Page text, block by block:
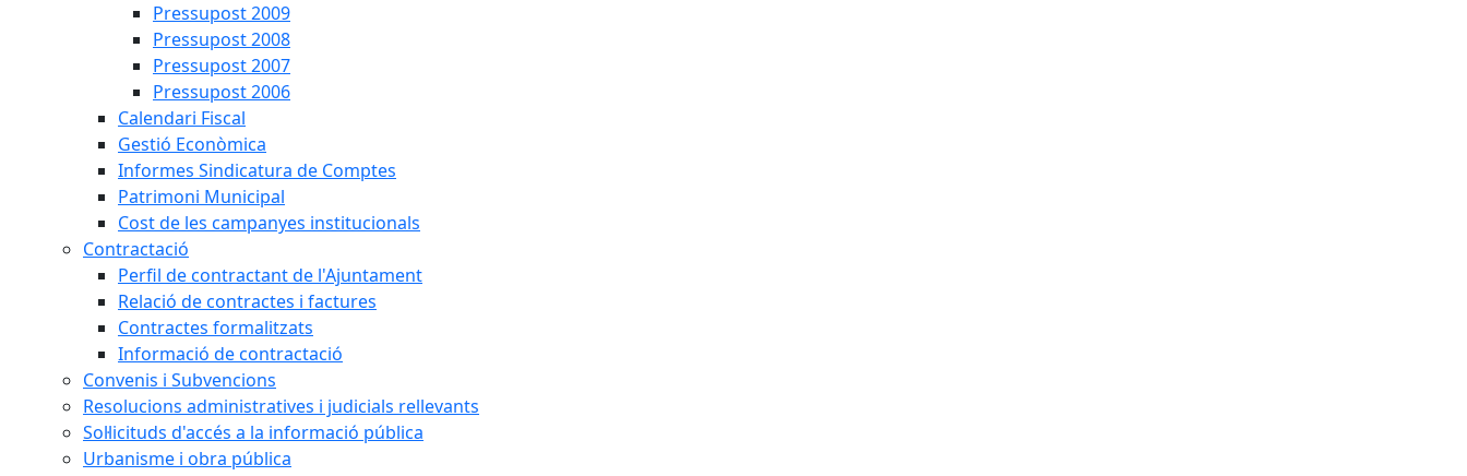
Pressupost 2009
Pressupost 2008
Pressupost 2007
Pressupost 2006
Calendari Fiscal
Gestió Econòmica
Informes Sindicatura de Comptes
Patrimoni Municipal
Cost de les campanyes institucionals
Contractació
Perfil de contractant de l'Ajuntament
Relació de contractes i factures
Contractes formalitzats
Informació de contractació
Convenis i Subvencions
Resolucions administratives i judicials rellevants
Sol·licituds d'accés a la informació pública
Urbanisme i obra pública